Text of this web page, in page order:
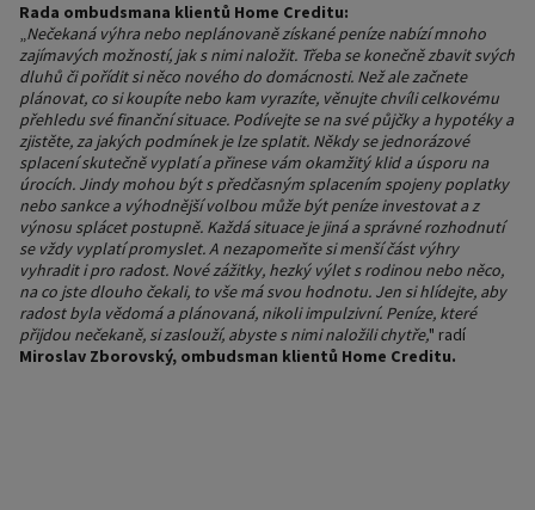
Rada ombudsmana klientů Home Creditu:
„Nečekaná výhra nebo neplánovaně získané peníze nabízí mnoho
zajímavých možností, jak s nimi naložit. Třeba se konečně zbavit svých
dluhů či pořídit si něco nového do domácnosti. Než ale začnete
plánovat, co si koupíte nebo kam vyrazíte, věnujte chvíli celkovému
přehledu své finanční situace. Podívejte se na své půjčky a hypotéky a
zjistěte, za jakých podmínek je lze splatit. Někdy se jednorázové
splacení skutečně vyplatí a přinese vám okamžitý klid a úsporu na
úrocích. Jindy mohou být s předčasným splacením spojeny poplatky
nebo sankce a výhodnější volbou může být peníze investovat a z
výnosu splácet postupně. Každá situace je jiná a správné rozhodnutí
se vždy vyplatí promyslet. A nezapomeňte si menší část výhry
vyhradit i pro radost. Nové zážitky, hezký výlet s rodinou nebo něco,
na co jste dlouho čekali, to vše má svou hodnotu. Jen si hlídejte, aby
radost byla vědomá a plánovaná, nikoli impulzivní. Peníze, které
přijdou nečekaně, si zaslouží, abyste s nimi naložili chytře," radí
Miroslav Zborovský, ombudsman klientů Home Creditu.